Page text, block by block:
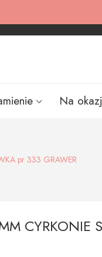
Na
pr 333 GRAWER
CYRKONIE